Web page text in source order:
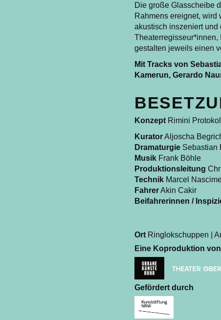
Die große Glasscheibe
Rahmens ereignet, wird
akustisch inszeniert und
gestalten jeweils einen
Mit Tracks von
Kamerun, Gerardo
Konzept Rimini
KuratorAljoscha
Dramaturgie Sebastian
Musik Frank Böhle
Produktionsleitung
Technik Marcel
FahrerAkin Cakir
Beifahrerinnen /
Ort Ringlokschuppen |
Eine Koproduktion von
Gefördert durch